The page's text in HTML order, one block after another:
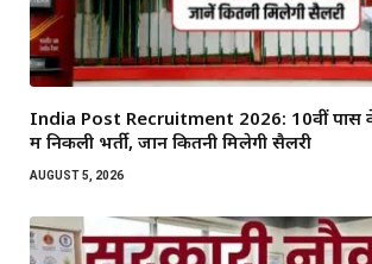
India Post Recruitment 2026: 10वीं पास
में निकली भर्ती, जानें कितनी मिलेगी सैलरी
AUGUST 5, 2026